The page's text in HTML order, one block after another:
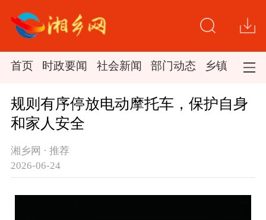
首页 时政要闻 社会新闻 部门动态 乡镇新闻
规则有序停放电动摩托车，保护自身
和家人安全
湘乡网 · 推荐
2026-06-24